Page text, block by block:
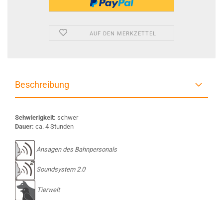
AUF DEN MERKZETTEL
Beschreibung
Schwierigkeit: schwer
Dauer: ca. 4 Stunden
Ansagen des Bahnpersonals
Soundsystem 2.0
Tierwelt